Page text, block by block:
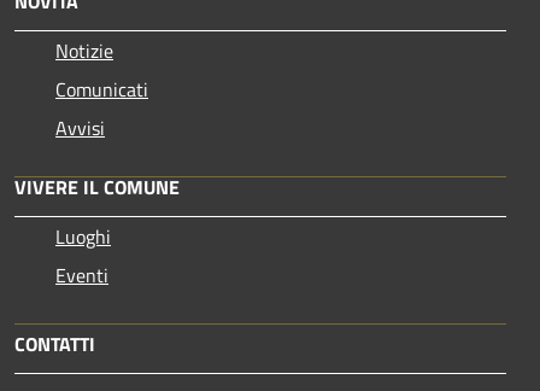
Notizie
Comunicati
Avvisi
VIVERE IL COMUNE
Luoghi
Eventi
CONTATTI